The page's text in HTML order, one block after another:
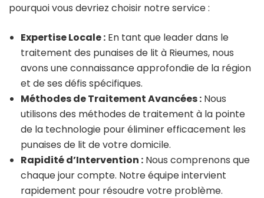
pourquoi vous devriez choisir notre service :
Expertise Locale : En tant que leader dans le
traitement des punaises de lit à Rieumes, nous
avons une connaissance approfondie de la région
et de ses défis spécifiques.
Méthodes de Traitement Avancées : Nous
utilisons des méthodes de traitement à la pointe
de la technologie pour éliminer efficacement les
punaises de lit de votre domicile.
Rapidité d’Intervention : Nous comprenons que
chaque jour compte. Notre équipe intervient
rapidement pour résoudre votre problème.